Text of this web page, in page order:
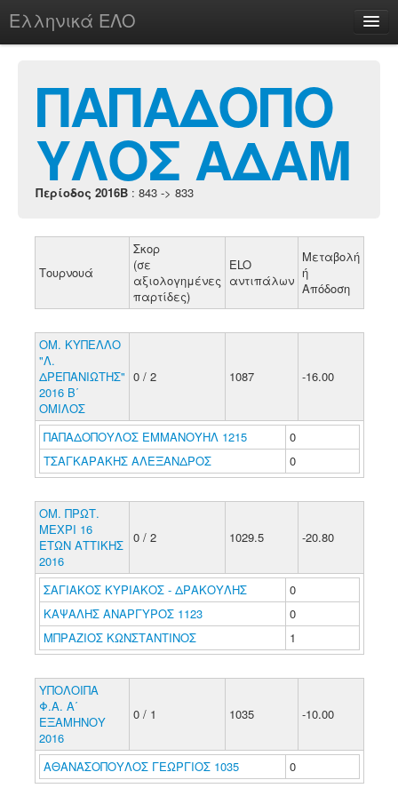
Ελληνικά ΕΛΟ
chesstu.be @ discord
ΠΑΠΑΔΟΠΟ
ΥΛΟΣ ΑΔΑΜ
Περίοδος 2016B : 843 -> 833
Τουρνουά
Σκορ
(σε
αξιολογημένες
παρτίδες)
ELO
αντιπάλων
Μεταβολή
ή
Απόδοση
ΟΜ. ΚΥΠΕΛΛΟ
"Λ.
ΔΡΕΠΑΝΙΩΤΗΣ"
2016 Β΄
ΟΜΙΛΟΣ
0 / 2 1087 -16.00
ΠΑΠΑΔΟΠΟΥΛΟΣ ΕΜΜΑΝΟΥΗΛ 1215
0
ΤΣΑΓΚΑΡΑΚΗΣ ΑΛΕΞΑΝΔΡΟΣ
0
ΟΜ. ΠΡΩΤ.
ΜΕΧΡΙ 16
ΕΤΩΝ ΑΤΤΙΚΗΣ
2016
0 / 2 1029.5 -20.80
ΣΑΓΙΑΚΟΣ ΚΥΡΙΑΚΟΣ - ΔΡΑΚΟΥΛΗΣ
0
ΚΑΨΑΛΗΣ ΑΝΑΡΓΥΡΟΣ 1123
0
ΜΠΡΑΖΙΟΣ ΚΩΝΣΤΑΝΤΙΝΟΣ
1
ΥΠΟΛΟΙΠΑ
Φ.Α. Α΄
ΕΞΑΜΗΝΟΥ
2016
0 / 1 1035 -10.00
ΑΘΑΝΑΣΟΠΟΥΛΟΣ ΓΕΩΡΓΙΟΣ 1035 0